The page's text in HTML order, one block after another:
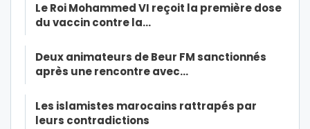
Le Roi Mohammed VI reçoit la première dose
du vaccin contre la…
Deux animateurs de Beur FM sanctionnés
après une rencontre avec…
Les islamistes marocains rattrapés par
leurs contradictions